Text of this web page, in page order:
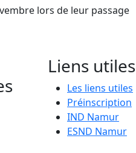
lors de leur passage
Liens utiles
Les liens utiles
Préinscription
IND Namur
ESND Namur